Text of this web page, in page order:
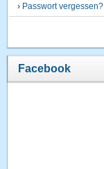
› Passwort vergessen?
Facebook